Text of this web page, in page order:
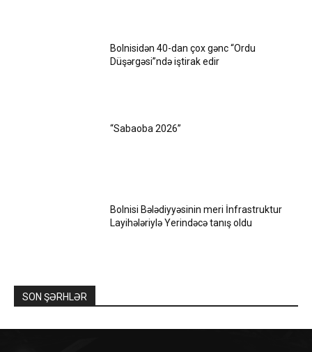
Bolnisidən 40-dan çox gənc “Ordu
Düşərgəsi”ndə iştirak edir
“Sabaoba 2026”
Bolnisi Bələdiyyəsinin meri İnfrastruktur
Layihələriylə Yerindəcə tanış oldu
SON ŞƏRHLƏR